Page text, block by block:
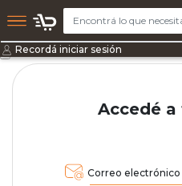
Recordá iniciar sesión
Accedé
Correo electrónico